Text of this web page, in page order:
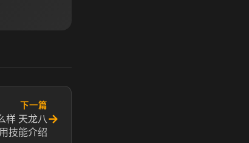
下一篇
样 天龙八
技能介绍
→